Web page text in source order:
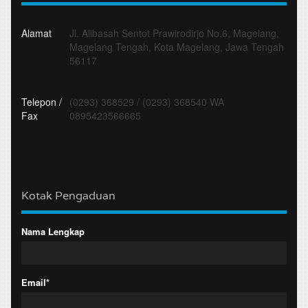
Alamat
Jl. Alibasah Sentot Prawirodirjo No.6, Magelang,
Magelang Tengah, Kota Magelang, Jawa Tengah
56117
Telepon /
Fax
(0293) 368529 / (0293) 368540 WA
0895423566665
Kotak Pengaduan
Nama Lengkap
Email*